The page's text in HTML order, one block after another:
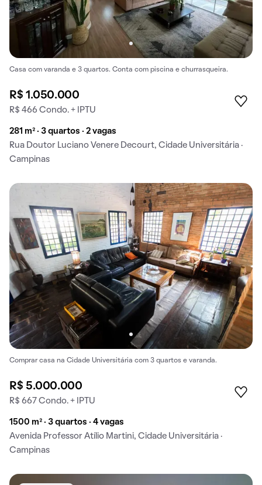
Casa com varanda e 3 quartos. Conta com piscina e churrasqueira.
R$ 1.050.000
R$ 466 Condo. + IPTU
281 m² · 3 quartos · 2 vagas
Rua Doutor Luciano Venere Decourt, Cidade Universitária ·
Campinas
Comprar casa na Cidade Universitária com 3 quartos e varanda.
R$ 5.000.000
R$ 667 Condo. + IPTU
1500 m² · 3 quartos · 4 vagas
Avenida Professor Atílio Martini, Cidade Universitária ·
Campinas